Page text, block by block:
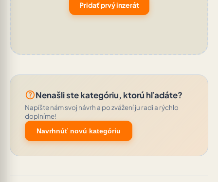
Pridať prvý inzerát
help_outlineNenašli ste kategóriu, ktorú hľadáte?
Napíšte nám svoj návrh a po zvážení ju radi a rýchlo
doplníme!
Navrhnúť novú kategóriu